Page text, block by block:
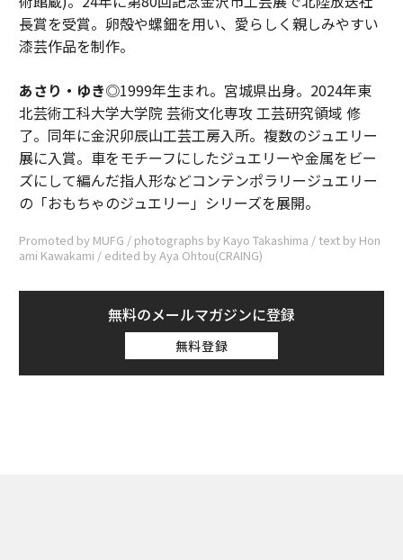
長賞を受賞。卵殻や螺鈿を用い、愛らしく親しみやすい
漆芸作品を制作。
あさり・ゆき◎1999年生まれ。宮城県出身。2024年東
北芸術工科大学大学院 芸術文化専攻 工芸研究領域 修
了。同年に金沢卯辰山工芸工房入所。複数のジュエリー
展に入賞。車をモチーフにしたジュエリーや金属をビー
ズにして編んだ指人形などコンテンポラリージュエリー
の「おもちゃのジュエリー」シリーズを展開。
Promoted by MUFG / photographs by Kayo Takashima / text by Hon
ami Kawakami / edited by Aya Ohtou(CRAING)
無料のメールマガジンに登録
無料登録